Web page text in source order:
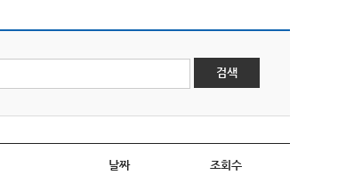
검색
날짜 조회수